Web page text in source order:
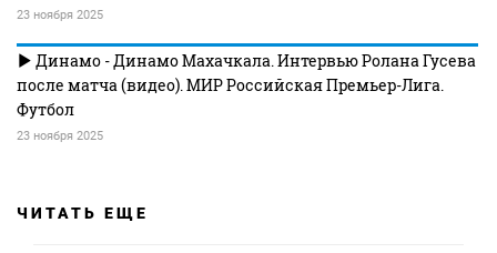
23 ноября 2025
Динамо - Динамо Махачкала. Интервью Ролана Гусева
после матча (видео). МИР Российская Премьер-Лига.
Футбол
23 ноября 2025
ЧИТАТЬ ЕЩЕ